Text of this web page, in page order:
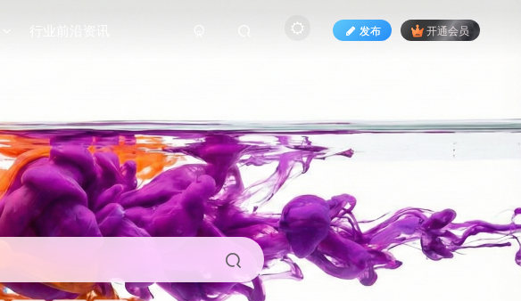
行业前沿资讯 发布 开通会员